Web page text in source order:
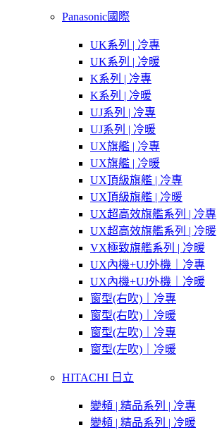
Panasonic國際
UK系列 | 冷專
UK系列 | 冷暖
K系列 | 冷專
K系列 | 冷暖
UJ系列 | 冷專
UJ系列 | 冷暖
UX旗艦 | 冷專
UX旗艦 | 冷暖
UX頂級旗艦 | 冷專
UX頂級旗艦 | 冷暖
UX超高效旗艦系列 | 冷專
UX超高效旗艦系列 | 冷暖
VX極致旗艦系列 | 冷暖
UX內機+UJ外機｜冷專
UX內機+UJ外機｜冷暖
窗型(右吹)｜冷專
窗型(右吹)｜冷暖
窗型(左吹)｜冷專
窗型(左吹)｜冷暖
HITACHI 日立
變頻 | 精品系列 | 冷專
變頻 | 精品系列 | 冷暖